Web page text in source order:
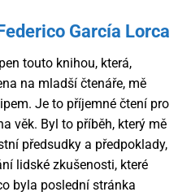
García Lorca
touto knihou, která,
na mladší čtenáře, mě
Je to příjemné čtení pro
věk. Byl to příběh, který mě
předsudky a předpoklady,
lidské zkušenosti, které
byla poslední stránka